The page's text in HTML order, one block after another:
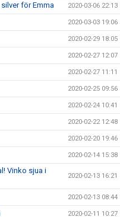
för Emma 2020-03-06 22:13
2020-03-03 19:06
2020-02-29 18:05
2020-02-27 12:07
2020-02-27 11:11
2020-02-25 09:56
2020-02-24 10:41
2020-02-22 12:48
2020-02-20 19:46
2020-02-14 15:38
Vinko sjua i
2020-02-13 16:21
2020-02-13 08:44
2020-02-11 10:27